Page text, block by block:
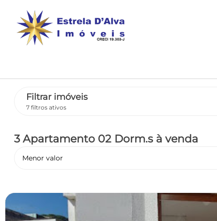
Filtrar imóveis
7 filtros ativos
3 Apartamento 02 Dorm.s à venda
Menor valor